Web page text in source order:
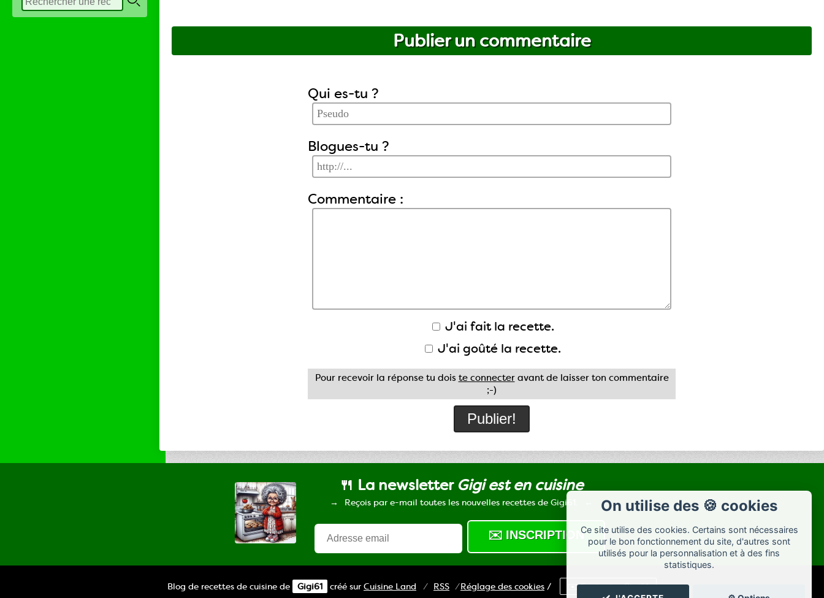
Publier un commentaire
Qui es-tu ?
Blogues-tu ?
Commentaire :
J'ai fait la recette.
J'ai goûté la recette.
Pour recevoir la réponse tu dois te connecteravant de laisser ton commentaire
;-)
On utilise des 🍪 cookies
Ce site utilise des cookies. Certains sont nécessaires
pour le bon fonctionnement du site, d'autres sont
utilisés pour la personnalisation et à des fins
statistiques.
🍴 La newsletter Gigi est en cuisine
Reçois par e-mail toutes les nouvelles recettes de Gigi61.
Blog de recettes de cuisine de Gigi61 créé sur Cuisine Land ⁄ RSS ⁄Réglage des cookies / ✉️ Contacter Gigi61